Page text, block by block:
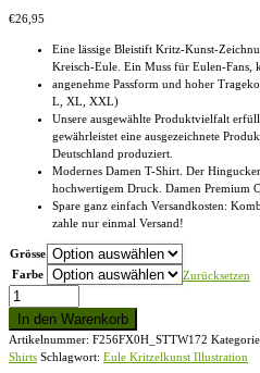
€26,95
Eine lässige Bleistift Kritz-Kunst-
Kreisch-Eule. Ein Muss für Eulen-Fans,
angenehme Passform und hoher
L, XL, XXL)
Unsere ausgewählte Produktvielfalt
gewährleistet eine ausgezeichnete
Deutschland produziert.
Modernes Damen T-Shirt. Der
hochwertigem Druck. Damen Premium
Spare ganz einfach Versandkosten:
zahle nur einmal Versand!
Grösse
Farbe
Zurücksetzen
Eule
Kritzelkunst
Illustration
-
Damen
In den Warenkorb
Artikelnummer: F256FX0H_STTW172
Shirts Schlagwort: Eule Kritzelkunst Illustration